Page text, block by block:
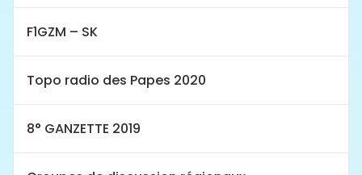
F1GZM – SK
Topo radio des Papes 2020
8° GANZETTE 2019